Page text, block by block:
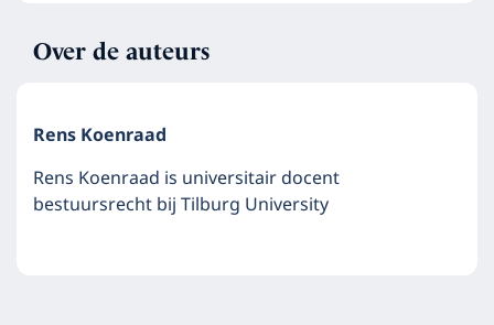
Over de auteurs
Rens Koenraad
Rens Koenraad is universitair docent
bestuursrecht bij Tilburg University